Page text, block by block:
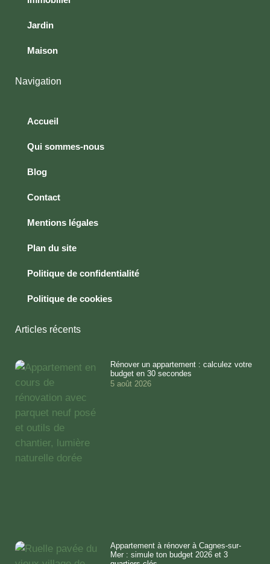
Jardin
Maison
Navigation
Accueil
Qui sommes-nous
Blog
Contact
Mentions légales
Plan du site
Politique de confidentialité
Politique de cookies
Articles récents
Rénover un appartement : calculez votre
budget en 30 secondes
5 août 2026
Appartement à rénover à Cagnes-sur-
Mer : simule ton budget 2026 et 3